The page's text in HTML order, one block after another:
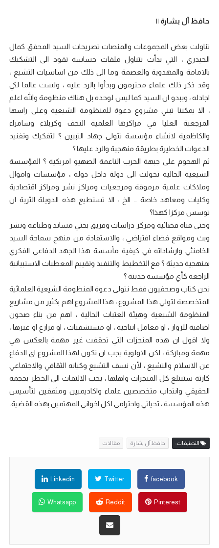
حافظ آل بشارة ||
تناولت بعض المجموعات والمنصات تصريحات السيد المحقق كمال
الحيدري ، التي بدأت تتناول ملفات حساسة تقود الى التشكيك
بالامامة والمهدوية والعصمة وما الى ذلك من اساسيات التشيع ،
وقد ذكر ذلك علماء محترمون وبدأوا بالرد عليه ، ولست عالما لكي
اجادله ، ويبدو ان السيد كما ليس لوحده بل هناك منظومة والله اعلم
، الا يمكننا تبني مشروع دعوة للمنظومة الشيعية وعلى راسها
المرجعية العليا في مراكزها العلمية النجف وكربلاء وسامراء
والكاظمية لانشاء مؤسسة تتولى جهاد التبيين ؟ لتفكيك وتفنيد
الدعوات الخطيرة بطريقة منهجية والرد عليها ؟
ثم الهجوم على جبهة الحرب الناعمة الصهيو امريكية ؟ المؤسسة
الشيعية الحالية تحولت الى دولة داخل دولة ، مؤسسات واموال
وملاكات علمية مرموقة ومرجعيات ومراكز نشر ومراكز اقتصادية
وكليات ومعاهد خاصة … الخ ، الا تستطيع هذه الدويلة الثرية ان
توسس مركزا كهذا؟
وحتى قناة فضائية ومركز دراسات وفريق بحثي مساند وطباعة ونشر
وبث ومواقع فضاء افتراضي ، والاستفادة من منهج سماحة السيد
الخامنئي وارشاداته في كيفية مأسسة هذا الجهد الدفاعي الفكري
بمنهجية حديثة ؟ مع التخطيط والتنفيذ وتقييم المعطيات الاستبيانية
الراجعة كأي مؤسسة حديثة ؟
نحن كتاب وصحفيون فقط نتولى دعوة المنظومة الشيعية العلمائية
المتخصصة لتولي هذا المشروع ، هذا المشروع اهم بكثير من مشاريع
المنظومة الشيعية وهيئة العتبات الحالية ، اهم من بناء صحون
اضافية للزوار ، او معامل انتاجية ، او مستشفيات ، او مزارع او غيرها ،
ولا اقول ان هذه المنجزات التي تحققت غير مهمة بالعكس هي
مهمة ومباركة ، لكن الاولوية يجب ان تكون لهذا المشروع اي الدفاع
عن الاسلام والتشيع ، لأن نسف التشيع وكيانه الثقافي والاجتماعي
كارثة ستبتلع كل المنجزات واهلها ، يجب الالتفات الى الخطر بحجمه
الحقيقي وانتداب متخصصين علماء واكاديميين ومثقفين لتأسيس
هذه المؤسسة ، تحياتي واحترامي لكل اخواني المهتمين بهذه القضية.
التصنيفات: حافظ آل بشارة مقالات
facebook
Twitter
Linkedin
Pinterest
Reddit
Whatsapp